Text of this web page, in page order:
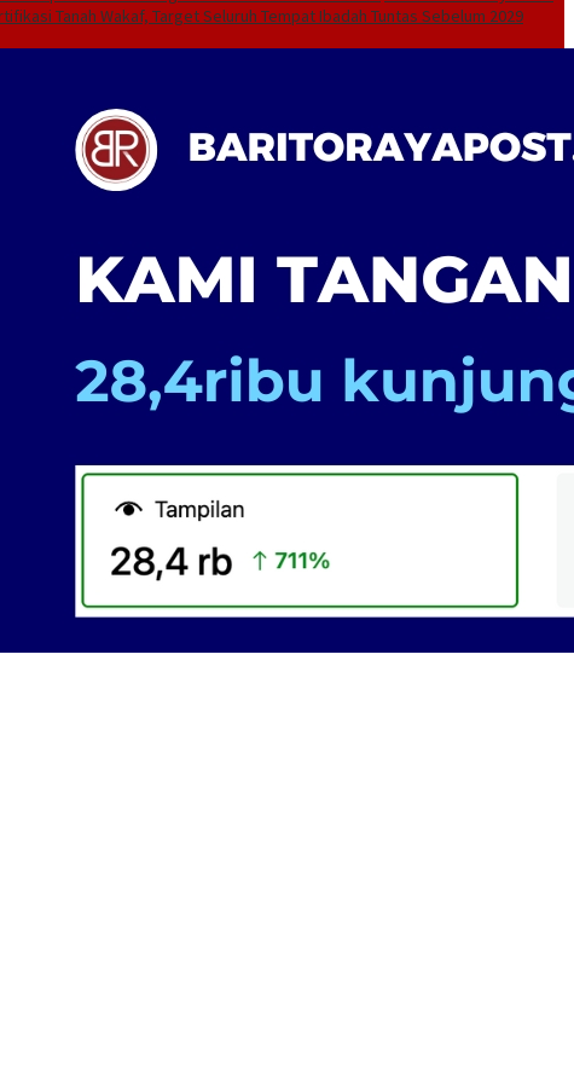
Tanah Wakaf, Target Seluruh Tempat Ibadah Tuntas Sebelum 2029